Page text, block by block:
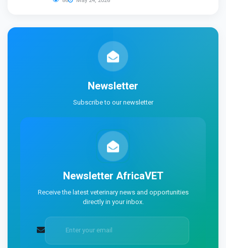
Newsletter
Subscribe to our newsletter
Newsletter AfricaVET
Receive the latest veterinary news and opportunities
directly in your inbox.